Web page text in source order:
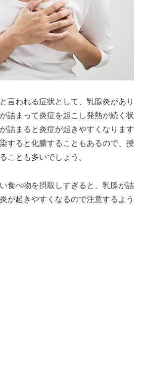
言われる症状として、乳腺炎があり
詰まって炎症を起こし発熱が続く状
詰まると炎症が起きやすくなります
すると化膿することもあるので、授
ことも多いでしょう。
食べ物を摂取しすぎると、乳腺が詰
が起きやすくなるので注意するよう